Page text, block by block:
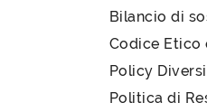
Bilancio di
Codice Etico
Policy
Politica di